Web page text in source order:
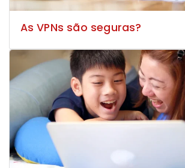
As VPNs são seguras?